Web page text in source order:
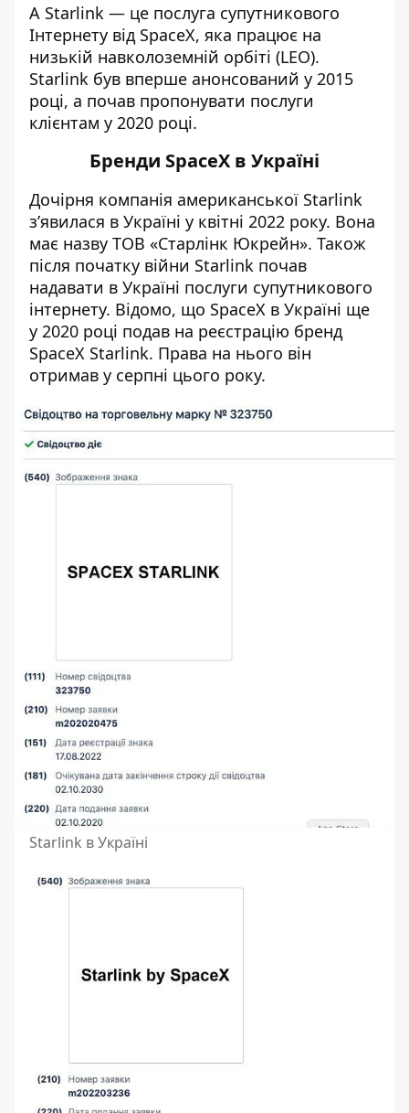
А Starlink — це послуга супутникового
Інтернету від SpaceX, яка працює на
низькій навколоземній орбіті (LEO).
Starlink був вперше анонсований у 2015
році, а почав пропонувати послуги
клієнтам у 2020 році.
Бренди SpaceX в Україні
Дочірня компанія американської Starlink
з’явилася в Україні у квітні 2022 року. Вона
має назву ТОВ «Старлінк Юкрейн». Також
після початку війни Starlink почав
надавати в Україні послуги супутникового
інтернету. Відомо, що SpaceX в Україні ще
у 2020 році подав на реєстрацію бренд
SpaceX Starlink. Права на нього він
отримав у серпні цього року.
Starlink в Україні